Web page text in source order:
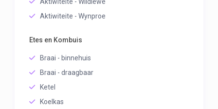
Aktiwiteite - Wynproe
Etes en Kombuis
Braai - binnehuis
Braai - draagbaar
Ketel
Koelkas